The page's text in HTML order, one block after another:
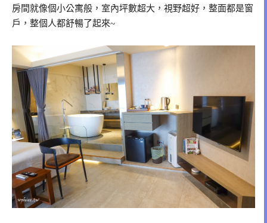
房間就像個小公寓般，室內坪數超大，視野超好，整面都是窗
戶，整個人都舒暢了起來~